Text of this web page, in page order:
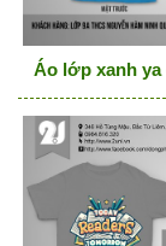
Áo lớp xanh